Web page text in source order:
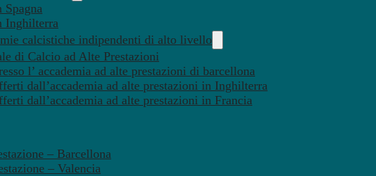
Inghilterra
calcistiche indipendenti di alto livello
di Calcio ad Alte Prestazioni
l’ accademia ad alte prestazioni di barcellona
dall’accademia ad alte prestazioni in Inghilterra
dall’accademia ad alte prestazioni in Francia
– Barcellona
– Valencia